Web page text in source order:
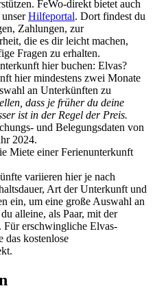
FeWo-direkt bietet auch
Hilfeportal. Dort findest du
Zahlungen, zur
die es dir leicht machen,
Fragen zu erhalten.
hier buchen: Elvas?
hier mindestens zwei Monate
an Unterkünften zu
dass je früher du deine
ist in der Regel der Preis.
und Belegungsdaten von
2024.
Miete einer Ferienunterkunft
variieren hier je nach
Art der Unterkunft und
ein, um eine große Auswahl an
alleine, als Paar, mit der
Für erschwingliche Elvas-
das kostenlose